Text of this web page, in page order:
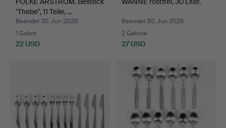
"Thebe", 11 Teile, …
Beendet 30. Jun 2026
1 Gebot
22 USD
Beendet 30. Jun 2026
2 Gebote
27 USD